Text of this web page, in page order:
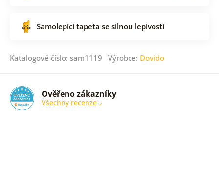
Samolepící tapeta se silnou lepivostí
Katalogové číslo: sam1119 Výrobce: Dovido
Ověřeno zákazníky
Všechny recenze